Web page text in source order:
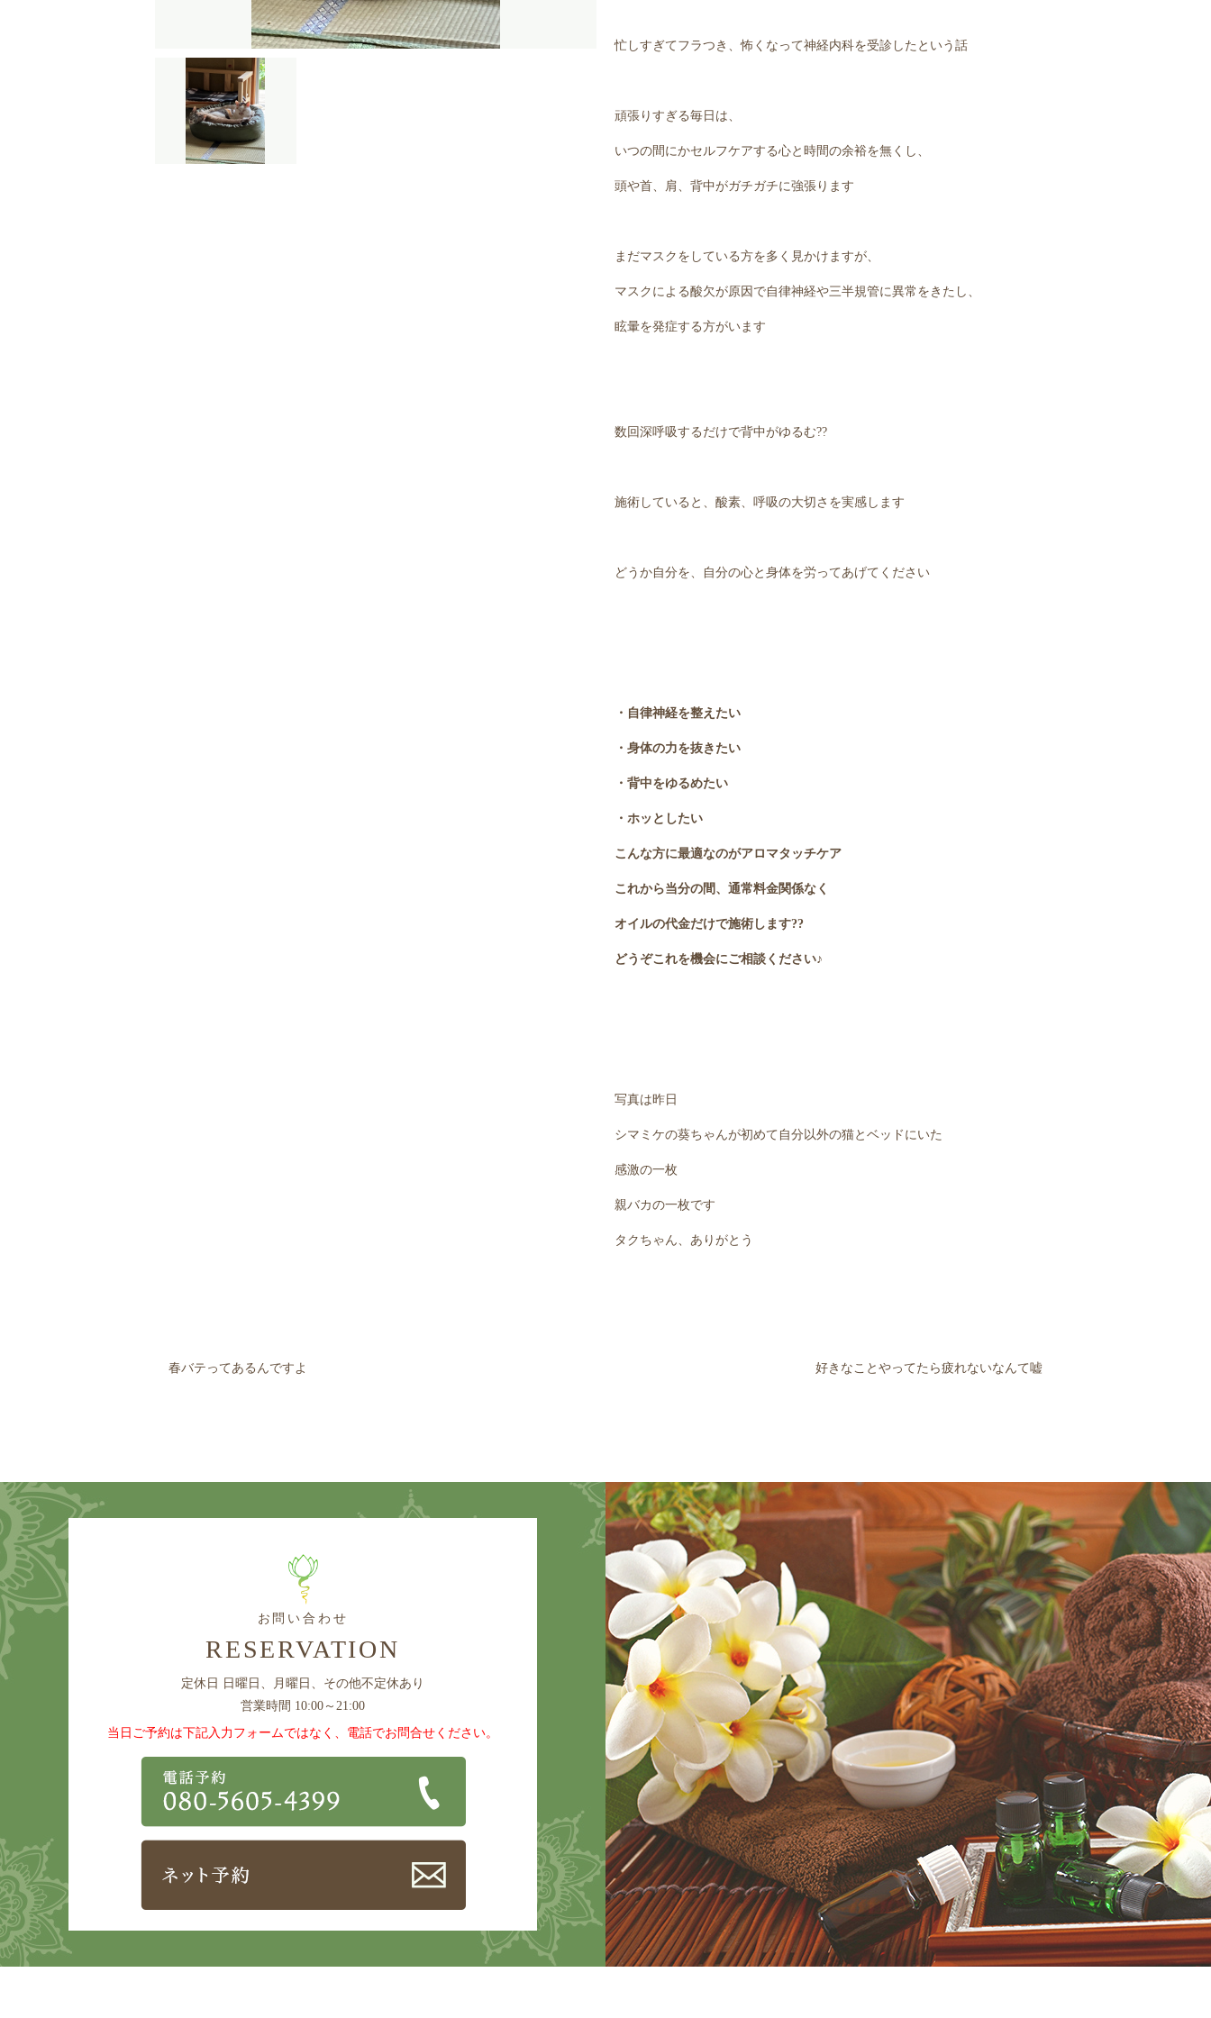
忙しすぎてフラつき、怖くなって神経内科を受診したという話
頑張りすぎる毎日は、
いつの間にかセルフケアする心と時間の余裕を無くし、
頭や首、肩、背中がガチガチに強張ります
まだマスクをしている方を多く見かけますが、
マスクによる酸欠が原因で自律神経や三半規管に異常をきたし、
眩暈を発症する方がいます
数回深呼吸するだけで背中がゆるむ?‍?
施術していると、酸素、呼吸の大切さを実感します
どうか自分を、自分の心と身体を労ってあげてください
・自律神経を整えたい
・身体の力を抜きたい
・背中をゆるめたい
・ホッとしたい
こんな方に最適なのがアロマタッチケア
これから当分の間、通常料金関係なく
オイルの代金だけで施術します??
どうぞこれを機会にご相談ください♪
写真は昨日
シマミケの葵ちゃんが初めて自分以外の猫とベッドにいた
感激の一枚
親バカの一枚です
タクちゃん、ありがとう
春バテってあるんですよ 好きなことやってたら疲れないなんて嘘
お問い合わせ
RESERVATION
定休日
日曜日、月曜日、その他不定休あり
営業時間 10:00～21:00
当日ご予約は下記入力フォームではなく、電話でお問合せください。